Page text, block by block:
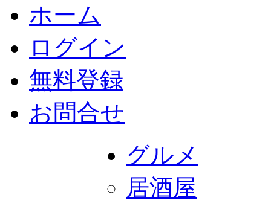
ホーム
ログイン
無料登録
お問合せ
グルメ
居酒屋